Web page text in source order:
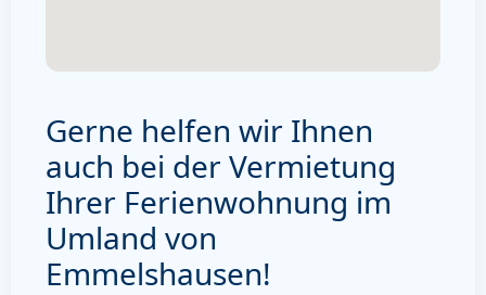
Gerne helfen wir Ihnen
auch bei der Vermietung
Ihrer Ferienwohnung im
Umland von
Emmelshausen!